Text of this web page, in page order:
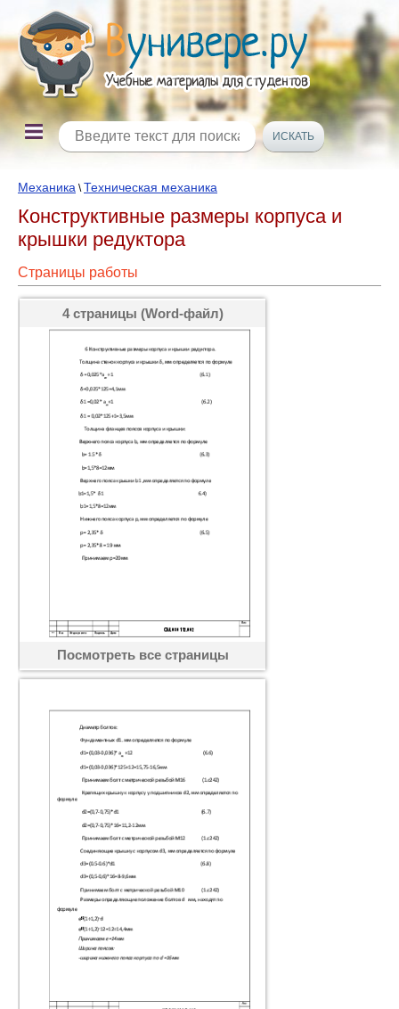
Механика \Техническая механика
Конструктивные размеры корпуса и
крышки редуктора
Страницы работы
4 страницы (Word-файл)
Посмотреть все страницы